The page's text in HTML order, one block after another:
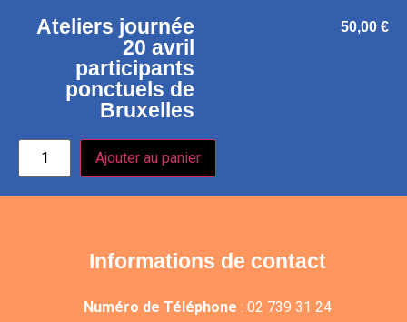
Ateliers journée
20 avril
participants
ponctuels de
Bruxelles
50,00 €
Ajouter au panier
Informations de contact
Numéro de Téléphone : 02 739 31 24